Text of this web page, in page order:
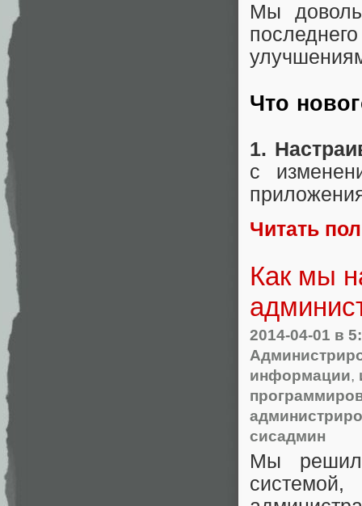
Мы
Что
1.
с
Читать
Как мы
2014-04-01 в
информации,
сисадмин
Мы